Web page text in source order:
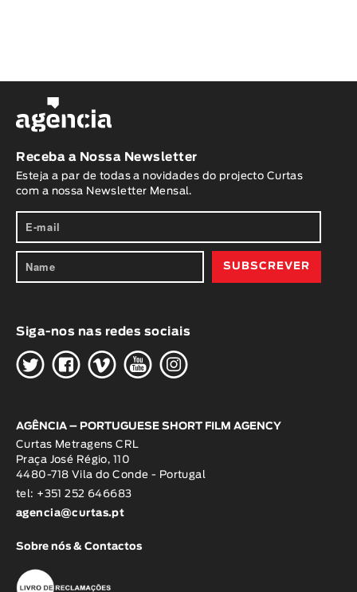
Receba a Nossa Newsletter
Esteja a par de todas a novidades do projecto Curtas
com a nossa Newsletter Mensal.
Siga-nos nas redes sociais
HGWOK
AGÊNCIA – PORTUGUESE SHORT FILM AGENCY
Curtas Metragens CRL
Praça José Régio, 110
4480-718 Vila do Conde - Portugal
tel: +351 252 646683
agencia@curtas.pt
Sobre nós & Contactos